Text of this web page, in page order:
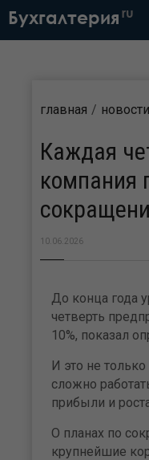
Бухгалтерия ru
главная новости
Каждая
компания
10.06.2026
До конца года
четверть
10%, показал
И это не
сложно
прибыли и
О планах по
крупнейшие